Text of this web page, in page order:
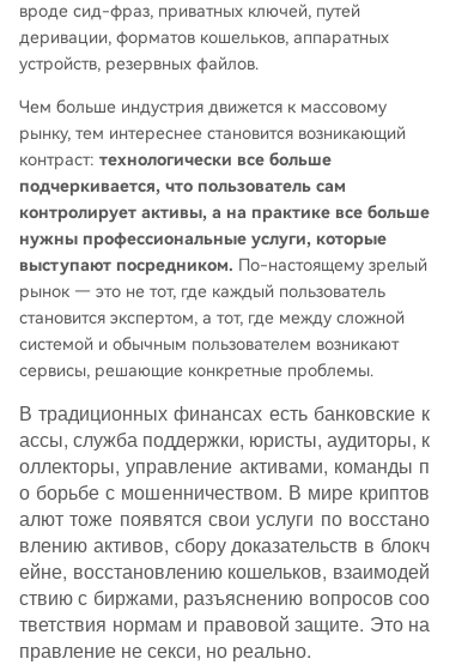
вроде сид-фраз, приватных ключей, путей
деривации, форматов кошельков, аппаратных
устройств, резервных файлов.
Чем больше индустрия движется к массовому
рынку, тем интереснее становится возникающий
контраст: технологически все больше
подчеркивается, что пользователь сам
контролирует активы, а на практике все больше
нужны профессиональные услуги, которые
выступают посредником. По-настоящему зрелый
рынок — это не тот, где каждый пользователь
становится экспертом, а тот, где между сложной
системой и обычным пользователем возникают
сервисы, решающие конкретные проблемы.
В традиционных финансах есть банковские к
ассы, служба поддержки, юристы, аудиторы, к
оллекторы, управление активами, команды п
о борьбе с мошенничеством. В мире криптов
алют тоже появятся свои услуги по восстано
влению активов, сбору доказательств в блокч
ейне, восстановлению кошельков, взаимодей
ствию с биржами, разъяснению вопросов соо
тветствия нормам и правовой защите. Это на
правление не секси, но реально.